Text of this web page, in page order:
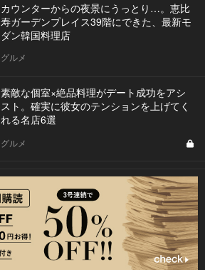
カウンターからの夜景にうっとり…。恵比
寿ガーデンプレイス39階にできた、最新モ
ダン韓国料理店
グルメ
素敵な個室×絶品料理がデート成功をアシ
スト。確実に彼女のテンションを上げてく
れる名店6選
グルメ